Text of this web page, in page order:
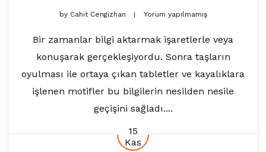
byCahit Cengizhan Yorum yapılmamış
Bir zamanlar bilgi aktarmak işaretlerle veya
konuşarak gerçekleşiyordu. Sonra taşların
oyulması ile ortaya çıkan tabletler ve kayalıklara
işlenen motifler bu bilgilerin nesilden nesile
geçişini sağladı....
15
Kas